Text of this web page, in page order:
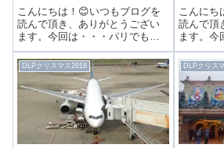
ンドイッチでディナー！
こんにちは！😊いつもブログを
読んで頂き、ありがとうござい
ます。今回は・・・パリでも安
心・安定の味！ディズニー・ヴ
ィレッジのアール・オブ・サン
ドイッチでディナー！前回はウ
ォルト・ディズニー・スタジオ
のプロジェクションマッピング
について紹介しま...
Remy”
こんにち
読んで頂
ます。今
「レミー
ン」がテ
Remy”で
リスマ
思わず涙
DLPクリスマス2018 DLPクリス